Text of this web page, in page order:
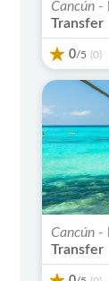
Cancún -
Transfer
0/5 (0)
Cancún -
Transfer